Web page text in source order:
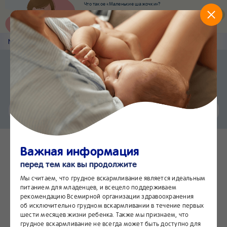
Что такое «Маленькие шажочки»?
Наш новый суперсервис для отслеживания
развития вашего малыша
Попробовать сейчас
Nestlé Baby &me Наши продукты
Приложение Nestlé Baby&me
Еще быстрее и удобнее
Установить
Чат24/7
Важная информация
перед тем как вы продолжите
Мы считаем, что грудное вскармливание является идеальным
питанием для младенцев, и всецело поддерживаем
рекомендацию Всемирной организации здравоохранения
об исключительно грудном вскармливании в течение первых
шести месяцев жизни ребенка. Также мы признаем, что
грудное вскармливание не всегда может быть доступно для